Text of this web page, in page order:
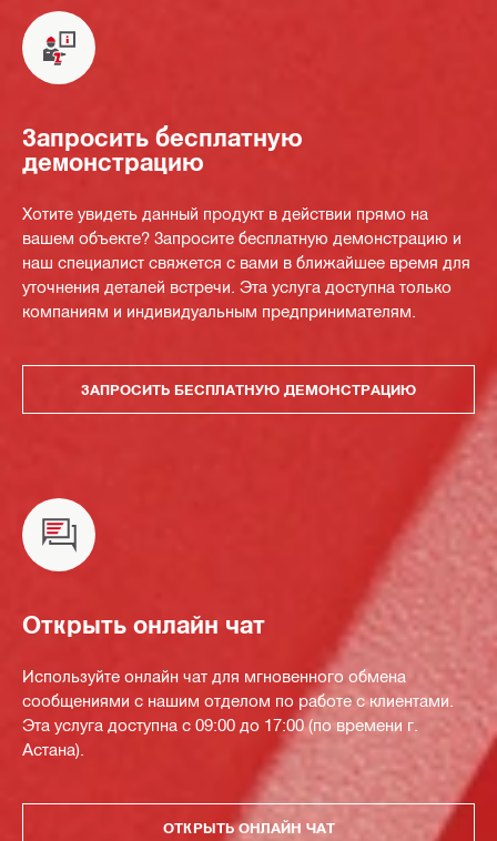
Запросить бесплатную
демонстрацию
Хотите увидеть данный продукт в действии прямо на
вашем объекте? Запросите бесплатную демонстрацию и
наш специалист свяжется с вами в ближайшее время для
уточнения деталей встречи. Эта услуга доступна только
компаниям и индивидуальным предпринимателям.
ЗАПРОСИТЬ БЕСПЛАТНУЮ ДЕМОНСТРАЦИЮ
Открыть онлайн чат
Используйте онлайн чат для мгновенного обмена
сообщениями с нашим отделом по работе с клиентами.
Эта услуга доступна с 09:00 до 17:00 (по времени г.
Астана).
ОТКРЫТЬ ОНЛАЙН ЧАТ